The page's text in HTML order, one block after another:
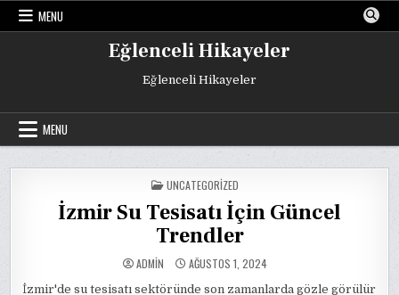
Skip
MENU
Eğlenceli Hikayeler
Eğlenceli Hikayeler
MENU
POSTED
IN
UNCATEGORIZED
İzmir Su Tesisatı İçin Güncel
Trendler
ADMIN AĞUSTOS 1, 2024
İzmir'de su tesisatı sektöründe son zamanlarda gözle görülür